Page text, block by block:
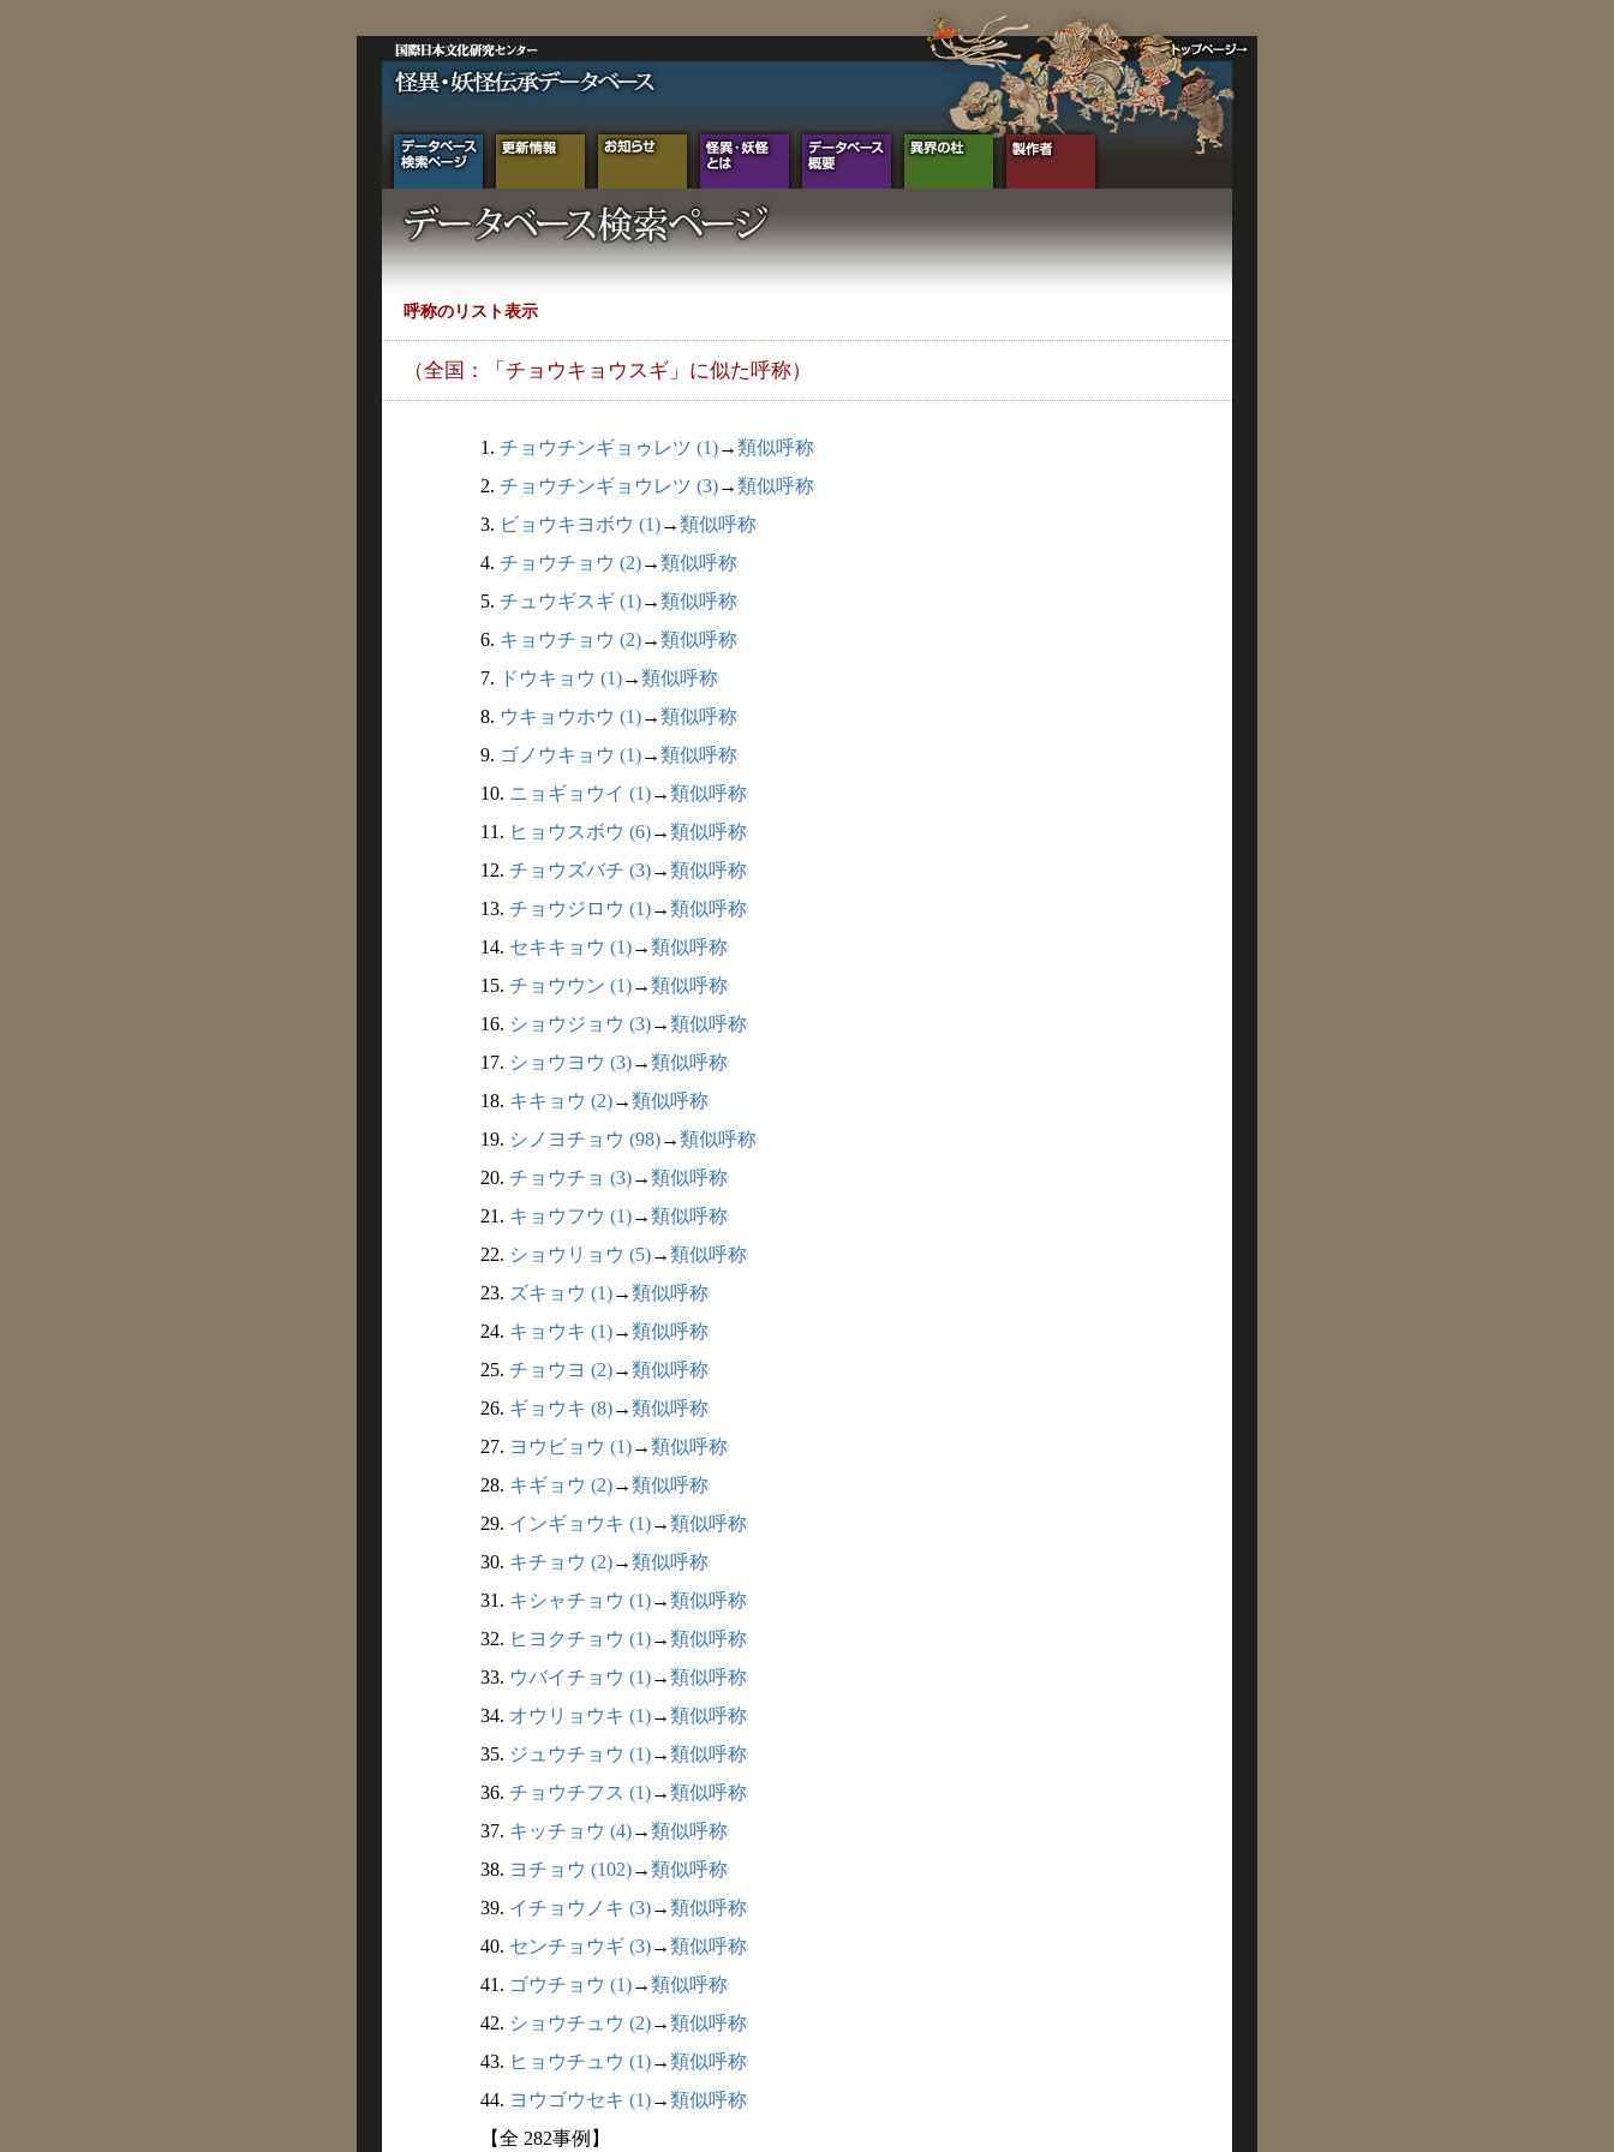
呼称のリスト表示
（全国：「チョウキョウスギ」に似た呼称）
1. チョウチンギョゥレツ (1)→類似呼称
2. チョウチンギョウレツ (3)→類似呼称
3. ビョウキヨボウ (1)→類似呼称
4. チョウチョウ (2)→類似呼称
5. チュウギスギ (1)→類似呼称
6. キョウチョウ (2)→類似呼称
7. ドウキョウ (1)→類似呼称
8. ウキョウホウ (1)→類似呼称
9. ゴノウキョウ (1)→類似呼称
10. ニョギョウイ (1)→類似呼称
11. ヒョウスボウ (6)→類似呼称
12. チョウズバチ (3)→類似呼称
13. チョウジロウ (1)→類似呼称
14. セキキョウ (1)→類似呼称
15. チョウウン (1)→類似呼称
16. ショウジョウ (3)→類似呼称
17. ショウヨウ (3)→類似呼称
18. キキョウ (2)→類似呼称
19. シノヨチョウ (98)→類似呼称
20. チョウチョ (3)→類似呼称
21. キョウフウ (1)→類似呼称
22. ショウリョウ (5)→類似呼称
23. ズキョウ (1)→類似呼称
24. キョウキ (1)→類似呼称
25. チョウヨ (2)→類似呼称
26. ギョウキ (8)→類似呼称
27. ヨウビョウ (1)→類似呼称
28. キギョウ (2)→類似呼称
29. インギョウキ (1)→類似呼称
30. キチョウ (2)→類似呼称
31. キシャチョウ (1)→類似呼称
32. ヒヨクチョウ (1)→類似呼称
33. ウバイチョウ (1)→類似呼称
34. オウリョウキ (1)→類似呼称
35. ジュウチョウ (1)→類似呼称
36. チョウチフス (1)→類似呼称
37. キッチョウ (4)→類似呼称
38. ヨチョウ (102)→類似呼称
39. イチョウノキ (3)→類似呼称
40. センチョウギ (3)→類似呼称
41. ゴウチョウ (1)→類似呼称
42. ショウチュウ (2)→類似呼称
43. ヒョウチュウ (1)→類似呼称
44. ヨウゴウセキ (1)→類似呼称
【全 282事例】